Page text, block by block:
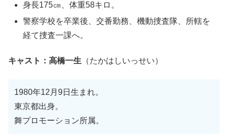
身長175㎝、体重58キロ。
警察学校を卒業後、交番勤務、機動捜査隊、所轄を
経て捜査一課へ。
キャスト：高橋一生 （たかはしいっせい）
1980年12月9日生まれ。
東京都出身。
舞プロモーション所属。